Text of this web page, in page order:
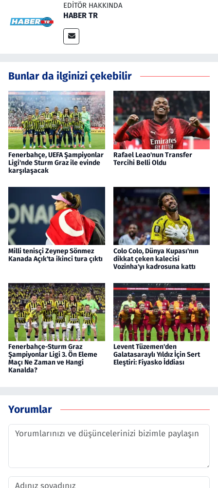
EDITÖR HAKKINDA
HABER TR
Bunlar da ilginizi çekebilir
Fenerbahçe, UEFA Şampiyonlar
Ligi'nde Sturm Graz ile evinde
karşılaşacak
Rafael Leao'nun Transfer
Tercihi Belli Oldu
Milli tenisçi Zeynep Sönmez
Kanada Açık'ta ikinci tura çıktı
Colo Colo, Dünya Kupası'nın
dikkat çeken kalecisi
Vozinha'yı kadrosuna kattı
Fenerbahçe-Sturm Graz
Şampiyonlar Ligi 3. Ön Eleme
Maçı Ne Zaman ve Hangi
Kanalda?
Levent Tüzemen'den
Galatasaraylı Yıldız İçin Sert
Eleştiri: Fiyasko İddiası
Yorumlar